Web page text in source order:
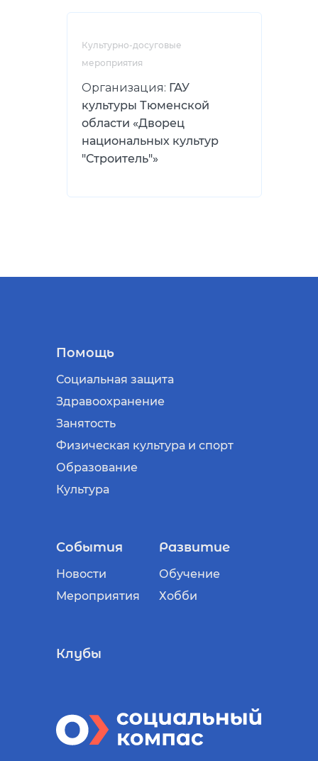
Культурно-досуговые
мероприятия
Организация: ГАУ
культуры Тюменской
области «Дворец
национальных культур
"Строитель"»
Помощь
Социальная защита
Здравоохранение
Занятость
Физическая культура и спорт
Образование
Культура
События
Новости
Мероприятия
Развитие
Обучение
Хобби
Клубы